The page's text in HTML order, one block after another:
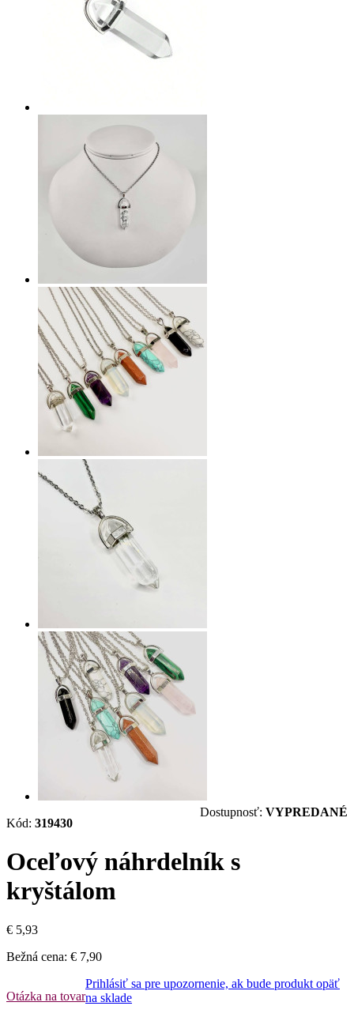
Kód: 319430
Dostupnosť: VYPREDANÉ
Oceľový náhrdelník s
kryštálom
€ 5,93
Bežná cena: € 7,90
Otázka na tovar
Prihlásiť sa pre upozornenie, ak bude produkt opäť
na sklade